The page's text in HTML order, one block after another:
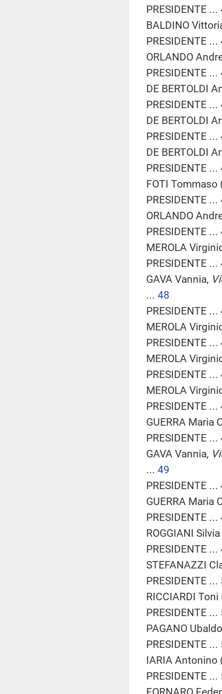
PRESIDENTE ...
BALDINO
PRESIDENTE ...
ORLANDO
PRESIDENTE ...
DE BERTOLDI
PRESIDENTE ...
DE BERTOLDI
PRESIDENTE ...
DE BERTOLDI
PRESIDENTE ...
FOTI Tommaso
PRESIDENTE ...
ORLANDO
PRESIDENTE ...
MEROLA
PRESIDENTE ...
GAVA Vannia,
... 48
PRESIDENTE ...
MEROLA
PRESIDENTE ...
MEROLA
PRESIDENTE ...
MEROLA
PRESIDENTE ...
GUERRA Maria
PRESIDENTE ...
GAVA Vannia,
... 49
PRESIDENTE ...
GUERRA Maria
PRESIDENTE ...
ROGGIANI
PRESIDENTE ...
STEFANAZZI
PRESIDENTE ...
RICCIARDI
PRESIDENTE ...
PAGANO
PRESIDENTE ...
IARIA Antonino
PRESIDENTE ...